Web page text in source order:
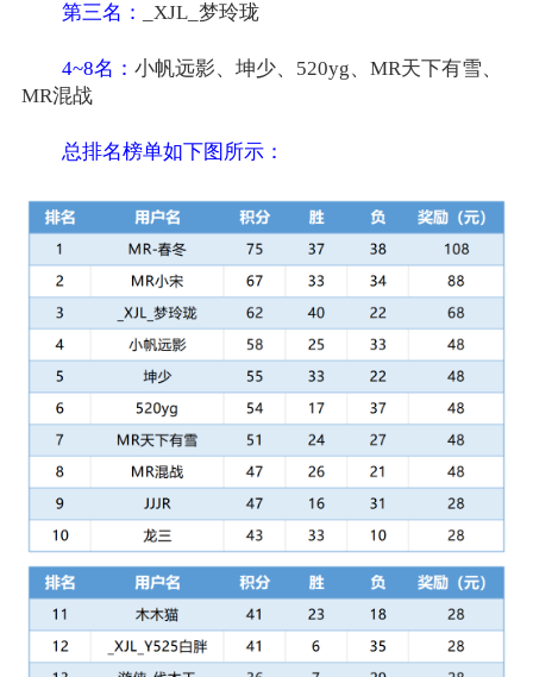
第三名： _XJL_梦玲珑
4~8名： 小帆远影、坤少、520yg、MR天下有雪、
MR混战
总排名榜单如下图所示：